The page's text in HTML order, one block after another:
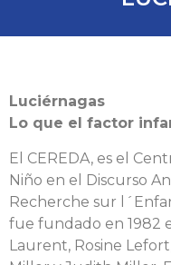
Luciérnagas
Lo que el factor
El CEREDA, es el
Niño en el Discurso
Recherche sur
fue fundado en 1982
Laurent, Rosine